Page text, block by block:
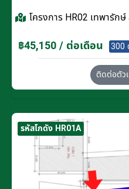
โครงการ HR02 เทพารัก
฿45,150 / ต่อเดือน 300
ติดต่อตัว
รหัสโกดัง HR01A